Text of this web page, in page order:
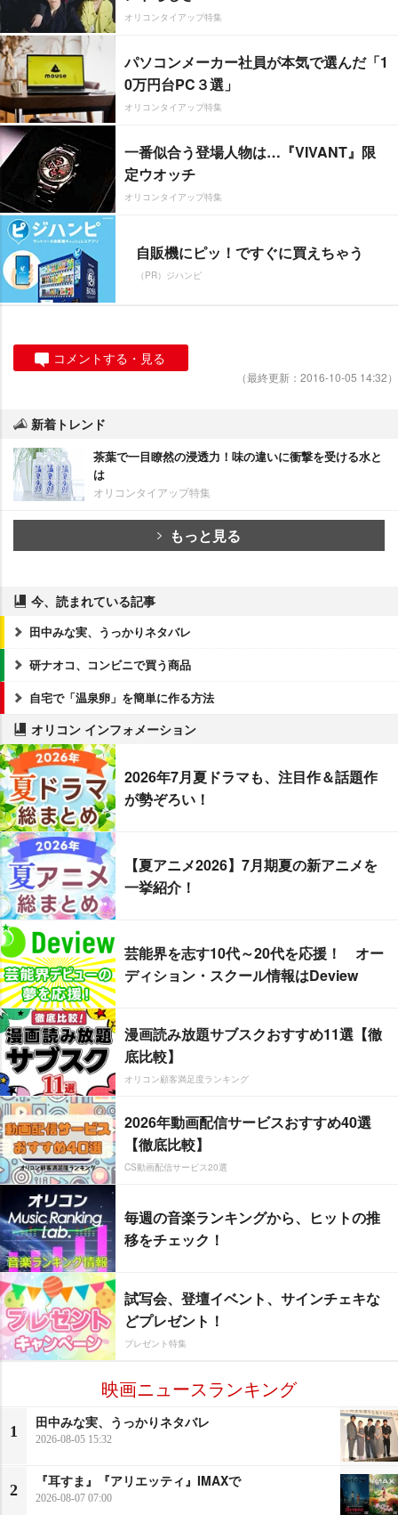
オリコンタイアップ特集
パソコンメーカー社員が本気で選んだ「1
0万円台PC３選」
オリコンタイアップ特集
一番似合う登場人物は…『VIVANT』限
定ウオッチ
オリコンタイアップ特集
自販機にピッ！ですぐに買えちゃう
（PR）ジハンピ
コメントする・見る
（最終更新：2016-10-05 14:32）
新着トレンド
茶葉で一目瞭然の浸透力！味の違いに衝撃を受ける水と
は
オリコンタイアップ特集
もっと見る
今、読まれている記事
田中みな実、うっかりネタバレ
研ナオコ、コンビニで買う商品
自宅で「温泉卵」を簡単に作る方法
オリコン インフォメーション
2026年7月夏ドラマも、注目作＆話題作
が勢ぞろい！
【夏アニメ2026】7月期夏の新アニメを
一挙紹介！
芸能界を志す10代～20代を応援！ オー
ディション・スクール情報はDeview
漫画読み放題サブスクおすすめ11選【徹
底比較】
オリコン顧客満足度ランキング
2026年動画配信サービスおすすめ40選
【徹底比較】
CS動画配信サービス20選
毎週の音楽ランキングから、ヒットの推
移をチェック！
試写会、登壇イベント、サインチェキな
どプレゼント！
プレゼント特集
映画ニュースランキング
1
田中みな実、うっかりネタバレ
2026-08-05 15:32
2
『耳すま』『アリエッティ』IMAXで
2026-08-07 07:00